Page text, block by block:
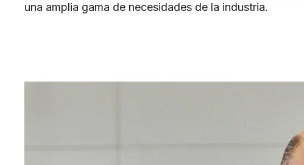
una amplia gama de necesidades de la industria.